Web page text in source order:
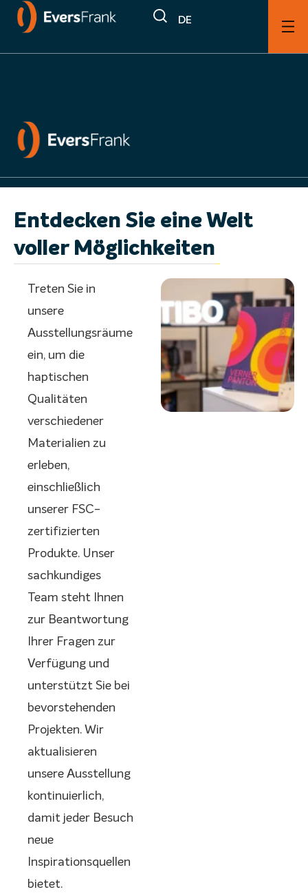
DE
Dienstleistungen
Entdecken Sie eine Welt
voller Möglichkeiten
Treten Sie in
unsere
Ausstellungsräume
ein, um die
haptischen
Qualitäten
verschiedener
Materialien zu
erleben,
einschließlich
unserer FSC-
zertifizierten
Produkte. Unser
sachkundiges
Team steht Ihnen
zur Beantwortung
Ihrer Fragen zur
Verfügung und
unterstützt Sie bei
bevorstehenden
Projekten. Wir
aktualisieren
unsere Ausstellung
kontinuierlich,
damit jeder Besuch
neue
Inspirationsquellen
bietet.